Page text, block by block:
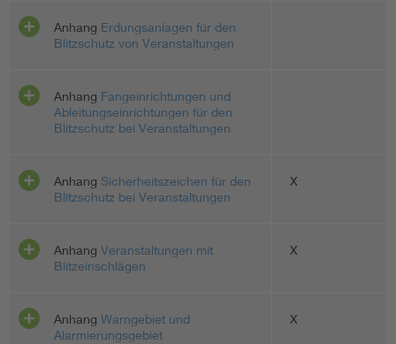
Anhang Erdungsanlagen für den
Blitzschutz von Veranstaltungen
Anhang Fangeinrichtungen und
Ableitungseinrichtungen für den
Blitzschutz bei Veranstaltungen
Anhang Sicherheitszeichen für den
Blitzschutz bei Veranstaltungen
X
Anhang Veranstaltungen mit
Blitzeinschlägen
X
Anhang Warngebiet und
Alarmierungsgebiet
X